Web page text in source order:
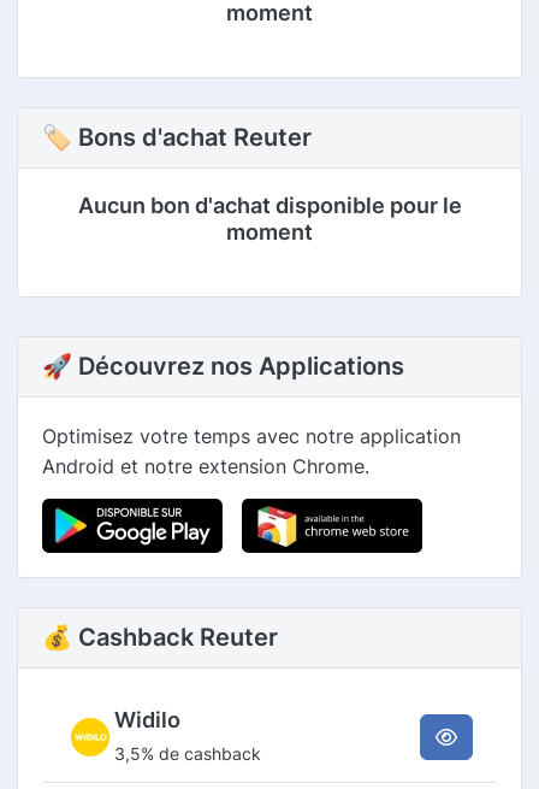
moment
🏷 Bons d'achat Reuter
Aucun bon d'achat disponible pour le
moment
🚀 Découvrez nos Applications
Optimisez votre temps avec notre application
Android et notre extension Chrome.
💰 Cashback Reuter
Widilo
3,5% de cashback